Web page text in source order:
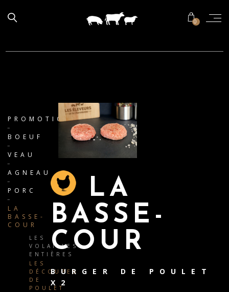
0
LA
BASSE-
COUR
BURGER DE POULET
X2
PROMOTIONS
BOEUF
VEAU
AGNEAU
PORC
LA
BASSE-
COUR
LES
VOLAILLES
ENTIÈRES
LES
DÉCOUPES
DE
POULET